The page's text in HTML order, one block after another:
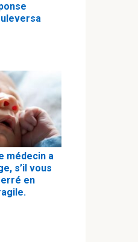
médecin a
s’il vous
en